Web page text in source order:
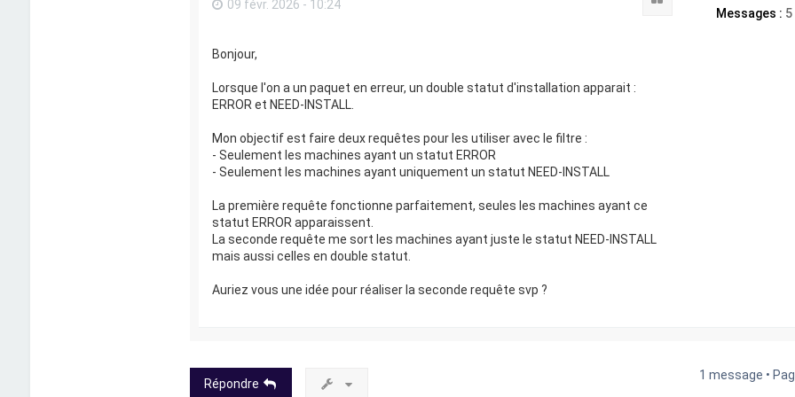
Messages : 5
09 févr. 2026 - 10:24
Bonjour,
Lorsque l'on a un paquet en erreur, un double statut d'installation apparait :
ERROR et NEED-INSTALL.
Mon objectif est faire deux requêtes pour les utiliser avec le filtre :
- Seulement les machines ayant un statut ERROR
- Seulement les machines ayant uniquement un statut NEED-INSTALL
La première requête fonctionne parfaitement, seules les machines ayant ce
statut ERROR apparaissent.
La seconde requête me sort les machines ayant juste le statut NEED-INSTALL
mais aussi celles en double statut.
Auriez vous une idée pour réaliser la seconde requête svp ?
Répondre
1 message •